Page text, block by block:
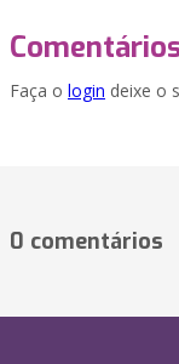
Faça o login deixe o
0 comentários